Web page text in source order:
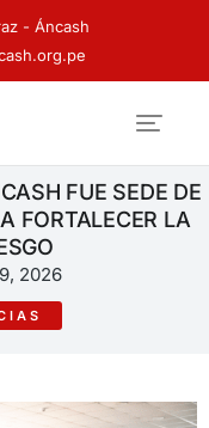
- Áncash
FUE SEDE DE
FORTALECER LA
2026